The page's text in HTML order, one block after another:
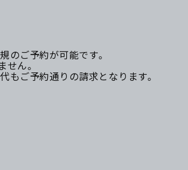
のご予約が可能です。
ん。
もご予約通りの請求となります。